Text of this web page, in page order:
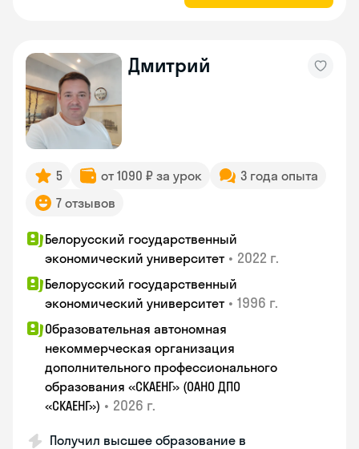
Дмитрий
5 от 1090 ₽ за урок
3 года опыта
7 отзывов
Белорусский государственный
экономический университет • 2022 г.
Белорусский государственный
экономический университет • 1996 г.
Образовательная автономная
некоммерческая организация
дополнительного профессионального
образования «СКАЕНГ» (ОАНО ДПО
«СКАЕНГ») • 2026 г.
Получил высшее образование в